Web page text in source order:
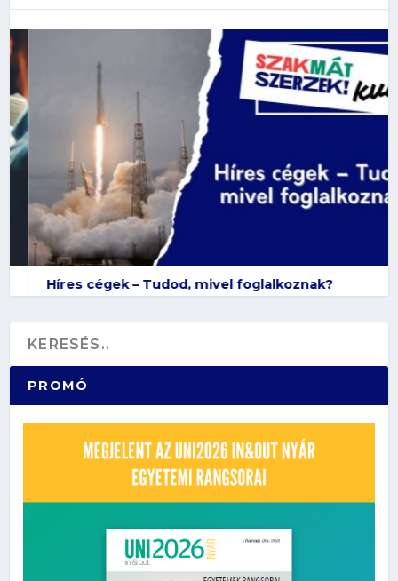
Híres cégek – Tudod, mivel foglalkoznak?
PROMÓ